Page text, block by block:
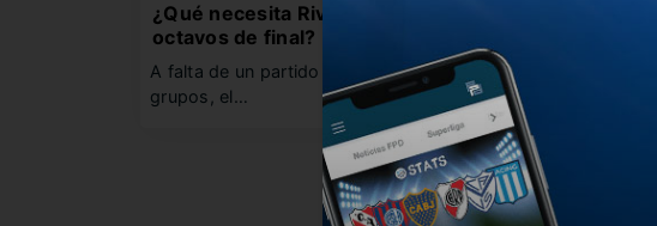
¿Qué necesita River para pasar a
octavos de final?
A falta de un partido para terminar la fase de
grupos, el…